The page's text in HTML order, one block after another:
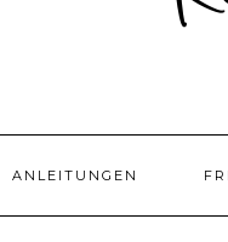
ANLEITUNGEN